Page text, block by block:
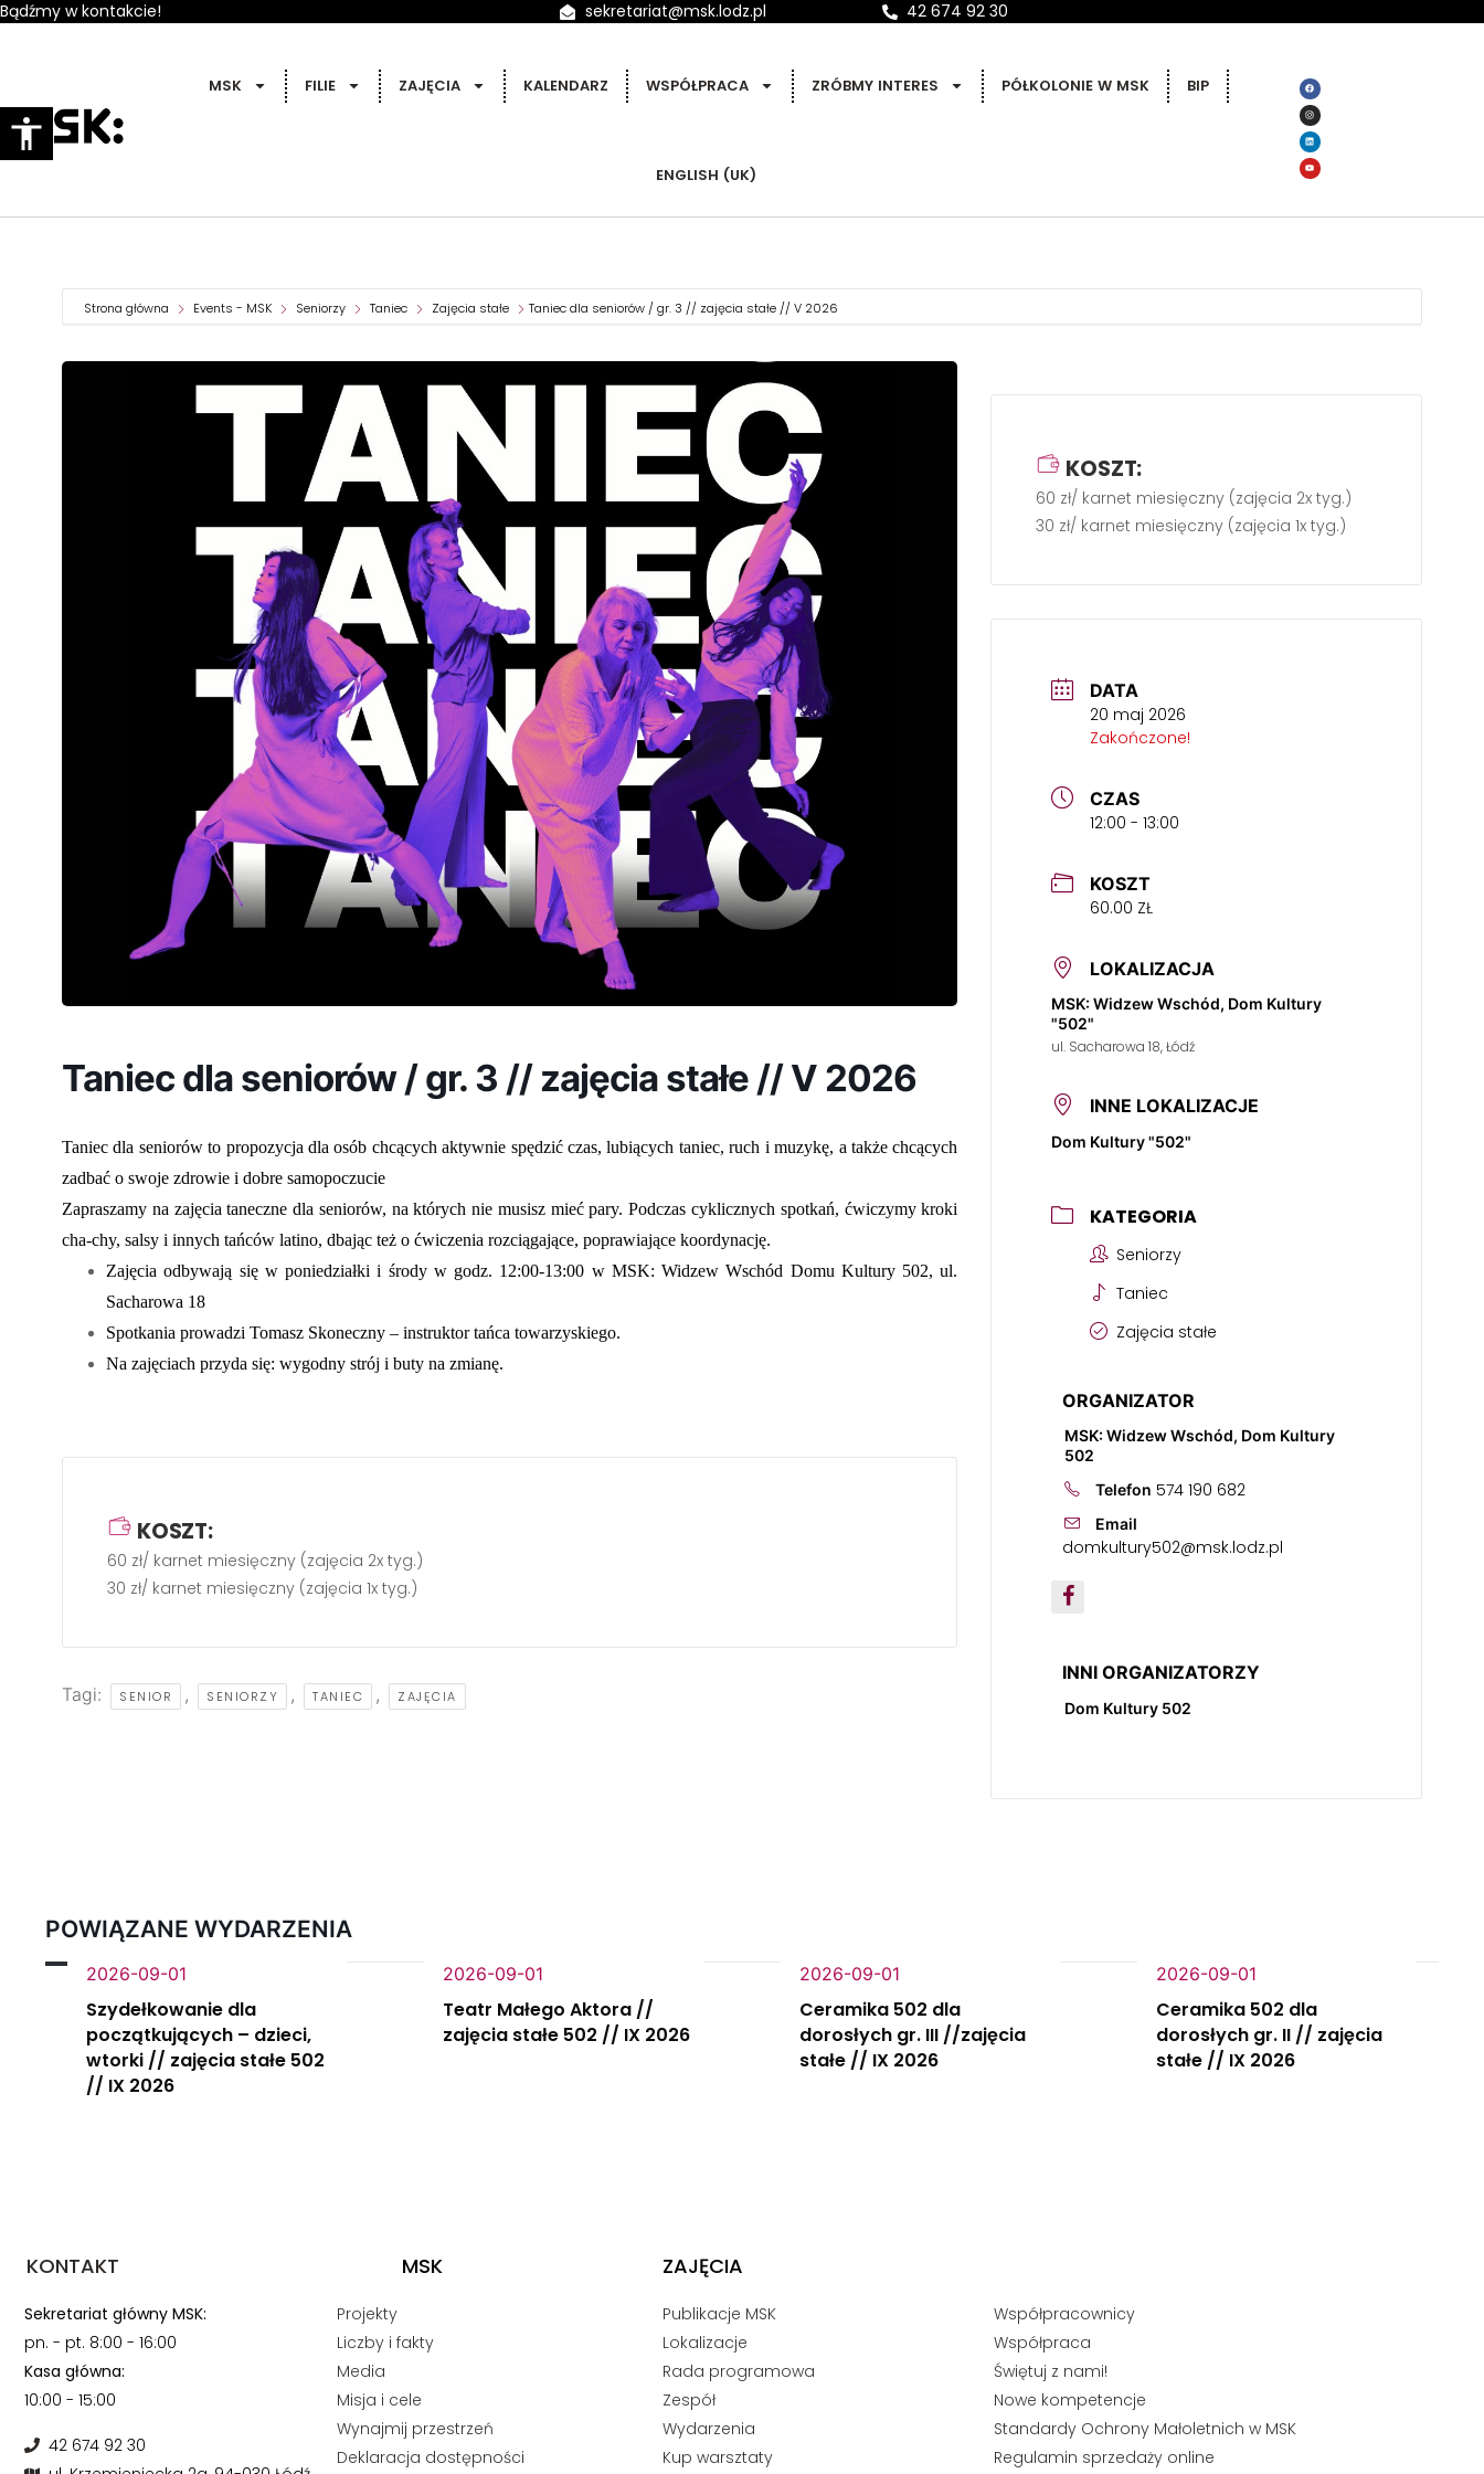
Bądźmy w kontakcie! sekretariat@msk.lodz.pl 42 674 92 30
MSK FILIE ZAJĘCIA KALENDARZ WSPÓŁPRACA ZRÓBMY INTERES PÓŁKOLONIE W MSK BIP
ENGLISH (UK)
Strona główna Events - MSK Seniorzy Taniec Zajęcia stałe Taniec dla seniorów / gr. 3 // zajęcia stałe // V 2026
Taniec dla seniorów / gr. 3 // zajęcia stałe // V 2026
Taniec dla seniorów to propozycja dla osób chcących aktywnie spędzić czas, lubiących taniec, ruch i muzykę, a także chcących
zadbać o swoje zdrowie i dobre samopoczucie
Zapraszamy na zajęcia taneczne dla seniorów, na których nie musisz mieć pary. Podczas cyklicznych spotkań, ćwiczymy kroki
cha-chy, salsy i innych tańców latino, dbając też o ćwiczenia rozciągające, poprawiające koordynację.
Zajęcia odbywają się w poniedziałki i środy w godz. 12:00-13:00 w MSK: Widzew Wschód Domu Kultury 502, ul.
Sacharowa 18
Spotkania prowadzi Tomasz Skoneczny – instruktor tańca towarzyskiego.
Na zajęciach przyda się: wygodny strój i buty na zmianę.
KOSZT:
60 zł/ karnet miesięczny (zajęcia 2x tyg.)
30 zł/ karnet miesięczny (zajęcia 1x tyg.)
Tagi: SENIOR , SENIORZY , TANIEC , ZAJĘCIA
DATA
20 maj 2026
Zakończone!
CZAS
12:00 - 13:00
KOSZT
60.00 ZŁ
LOKALIZACJA
MSK: Widzew Wschód, Dom Kultury
"502"
ul. Sacharowa 18, Łódź
INNE LOKALIZACJE
Dom Kultury "502"
KATEGORIA
Seniorzy
Taniec
Zajęcia stałe
ORGANIZATOR
MSK: Widzew Wschód, Dom Kultury
502
Telefon 574 190 682
Email
domkultury502@msk.lodz.pl
INNI ORGANIZATORZY
Dom Kultury 502
KOSZT:
60 zł/ karnet miesięczny (zajęcia 2x tyg.)
30 zł/ karnet miesięczny (zajęcia 1x tyg.)
POWIĄZANE WYDARZENIA
2026-09-01
Szydełkowanie dla
początkujących – dzieci,
wtorki // zajęcia stałe 502
// IX 2026
2026-09-01
Teatr Małego Aktora //
zajęcia stałe 502 // IX 2026
2026-09-01
Ceramika 502 dla
dorosłych gr. III //zajęcia
stałe // IX 2026
2026-09-01
Ceramika 502 dla
dorosłych gr. II // zajęcia
stałe // IX 2026
KONTAKT MSK ZAJĘCIA
Sekretariat główny MSK:
pn. - pt. 8:00 - 16:00
Kasa główna:
10:00 - 15:00
42 674 92 30
Projekty
Liczby i fakty
Media
Misja i cele
Wynajmij przestrzeń
Deklaracja dostępności
Publikacje MSK
Lokalizacje
Rada programowa
Zespół
Wydarzenia
Kup warsztaty
Współpracownicy
Współpraca
Świętuj z nami!
Nowe kompetencje
Standardy Ochrony Małoletnich w MSK
Regulamin sprzedaży online